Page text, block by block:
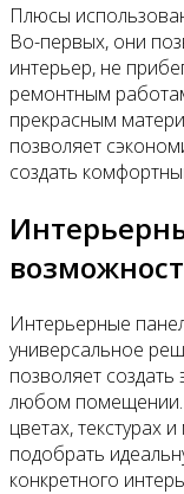
Плюсы
Во-первых, они
интерьер, не
ремонтным
прекрасным
позволяет
создать
Интерьерные
универсальное
позволяет
любом помещении.
цветах, текстурах
подобрать
конкретного